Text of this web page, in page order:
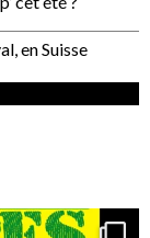
en Suisse